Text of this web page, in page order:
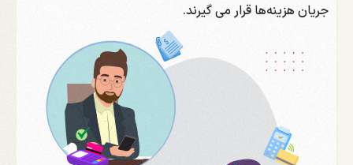
جریان هزینه‌ها قرار می ‌گیرند.